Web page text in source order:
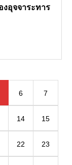
อุจจาระทาร
6 7
14 15
22 23